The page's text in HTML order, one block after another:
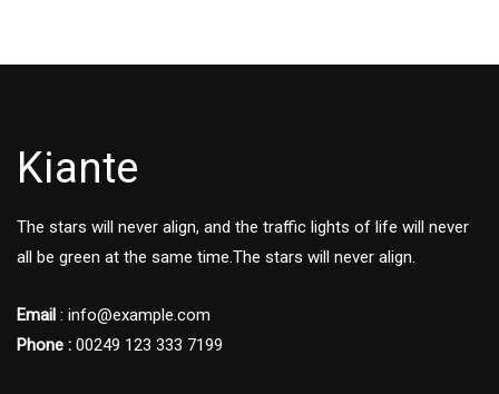
Kiante
The stars will never align, and the traffic lights of life will never
all be green at the same time.The stars will never align.
Email : info@example.com
Phone : 00249 123 333 7199